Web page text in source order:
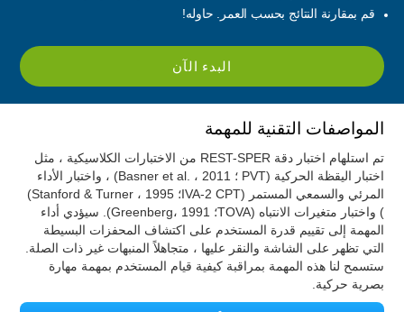
قم بمقارنة النتائج بحسب العمر. حاوله!
البدء الآن
المواصفات التقنية للمهمة
تم استلهام اختبار دقة REST-SPER من الاختبارات الكلاسيكية ، مثل
اختبار اليقظة الحركية (PVT ؛ Basner et al. ، 2011) ، واختبار الأداء
المرئي والسمعي المستمر (IVA-2 CPT؛ Stanford & Turner ، 1995)
) واختبار متغيرات الانتباه (TOVA؛ Greenberg، 1991). سيؤدي أداء
المهمة إلى تقييم قدرة المستخدم على اكتشاف المحفزات البسيطة
التي تظهر على الشاشة والنقر عليها ، متجاهلاً المنبهات غير ذات الصلة.
ستسمح لنا هذه المهمة بمراقبة كيفية قيام المستخدم بمهمة مهارة
بصرية حركية.